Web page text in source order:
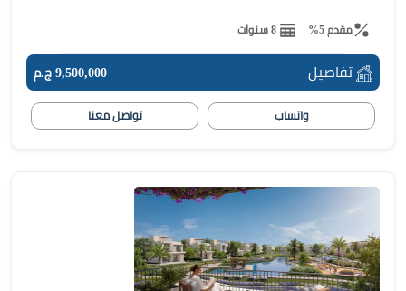
مقدم 5% 8 سنوات
تفاصيل 9,500,000 ج.م
واتساب تواصل معنا